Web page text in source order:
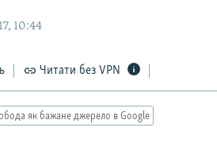
10:44
Читати без VPN
як бажане джерело в Google